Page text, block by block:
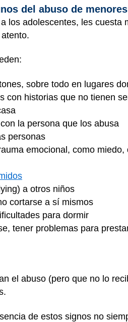
del abuso de
los adolescentes, les
sobre todo en lugares
con historias que no tienen
la persona que los abusa
personas
emocional, como
a otros niños
cortarse a sí mismos
para dormir
tener problemas para
el abuso (pero que no lo
de estos signos no